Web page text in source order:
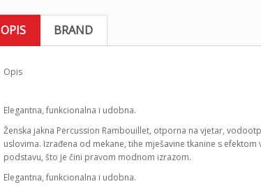
OPIS BRAND
Opis
Elegantna, funkcionalna i udobna.
Ženska jakna Percussion Rambouillet, otporna na vjetar,
uslovima. Izrađena od mekane, tihe mješavine tkanine s
podstavu, što je čini pravom modnom izrazom.
Elegantna, funkcionalna i udobna.